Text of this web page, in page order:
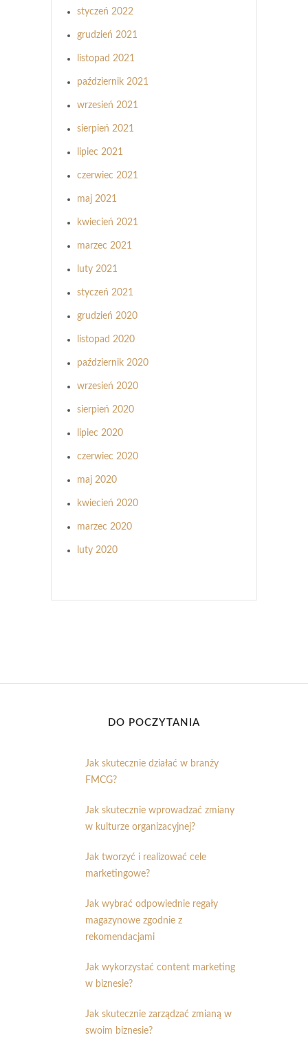
styczeń 2022
grudzień 2021
listopad 2021
październik 2021
wrzesień 2021
sierpień 2021
lipiec 2021
czerwiec 2021
maj 2021
kwiecień 2021
marzec 2021
luty 2021
styczeń 2021
grudzień 2020
listopad 2020
październik 2020
wrzesień 2020
sierpień 2020
lipiec 2020
czerwiec 2020
maj 2020
kwiecień 2020
marzec 2020
luty 2020
DO POCZYTANIA
Jak skutecznie działać w branży
FMCG?
Jak skutecznie wprowadzać zmiany
w kulturze organizacyjnej?
Jak tworzyć i realizować cele
marketingowe?
Jak wybrać odpowiednie regały
magazynowe zgodnie z
rekomendacjami
Jak wykorzystać content marketing
w biznesie?
Jak skutecznie zarządzać zmianą w
swoim biznesie?